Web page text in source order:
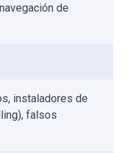
de
instaladores de
falsos